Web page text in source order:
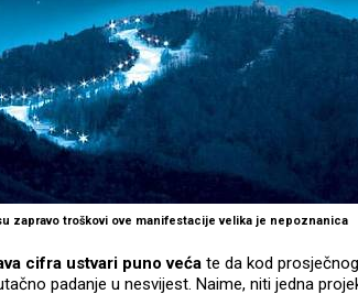
zapravo troškovi ove manifestacije velika je nepoznanica
cifra ustvari puno veća te da kod
padanje u nesvijest. Naime, niti jedna